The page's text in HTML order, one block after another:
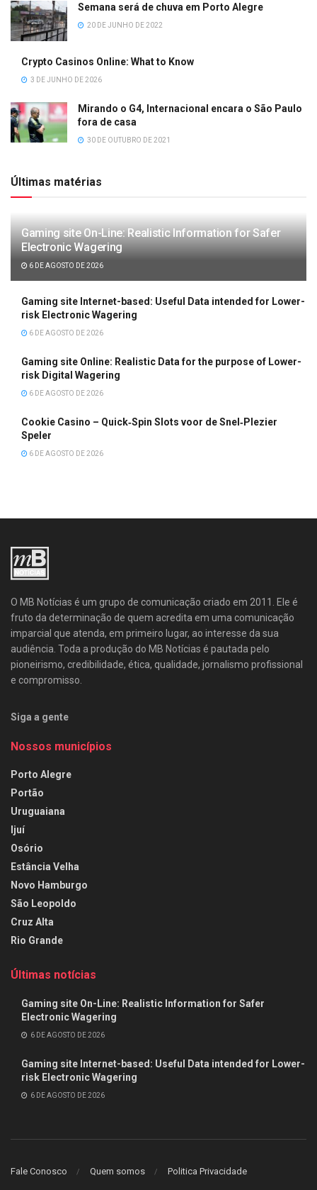
Semana será de chuva em Porto Alegre
20 DE JUNHO DE 2022
Crypto Casinos Online: What to Know
3 DE JUNHO DE 2026
Mirando o G4, Internacional encara o São Paulo
fora de casa
30 DE OUTUBRO DE 2021
Últimas matérias
Gaming site On-Line: Realistic Information for Safer
Electronic Wagering
6 DE AGOSTO DE 2026
Gaming site Internet-based: Useful Data intended for Lower-
risk Electronic Wagering
6 DE AGOSTO DE 2026
Gaming site Online: Realistic Data for the purpose of Lower-
risk Digital Wagering
6 DE AGOSTO DE 2026
Cookie Casino – Quick‑Spin Slots voor de Snel‑Plezier
Speler
6 DE AGOSTO DE 2026
O MB Notícias é um grupo de comunicação criado em 2011. Ele é
fruto da determinação de quem acredita em uma comunicação
imparcial que atenda, em primeiro lugar, ao interesse da sua
audiência. Toda a produção do MB Notícias é pautada pelo
pioneirismo, credibilidade, ética, qualidade, jornalismo profissional
e compromisso.
Siga a gente
Nossos municípios
Porto Alegre
Portão
Uruguaiana
Ijuí
Osório
Estância Velha
Novo Hamburgo
São Leopoldo
Cruz Alta
Rio Grande
Últimas notícias
Gaming site On-Line: Realistic Information for Safer
Electronic Wagering
6 DE AGOSTO DE 2026
Gaming site Internet-based: Useful Data intended for Lower-
risk Electronic Wagering
6 DE AGOSTO DE 2026
Fale Conosco Quem somos Politica Privacidade